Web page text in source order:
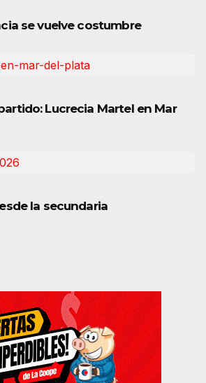
se vuelve costumbre
Lucrecia Martel en Mar
la secundaria